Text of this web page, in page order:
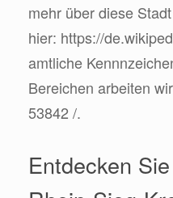
mehr über diese
hier: https://
amtliche
Bereichen arbeiten
53842 /.
Entdecken